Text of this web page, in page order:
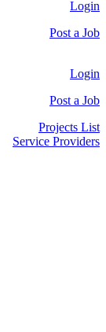
Login
Post a Job
Login
Post a Job
Projects List
Service Providers